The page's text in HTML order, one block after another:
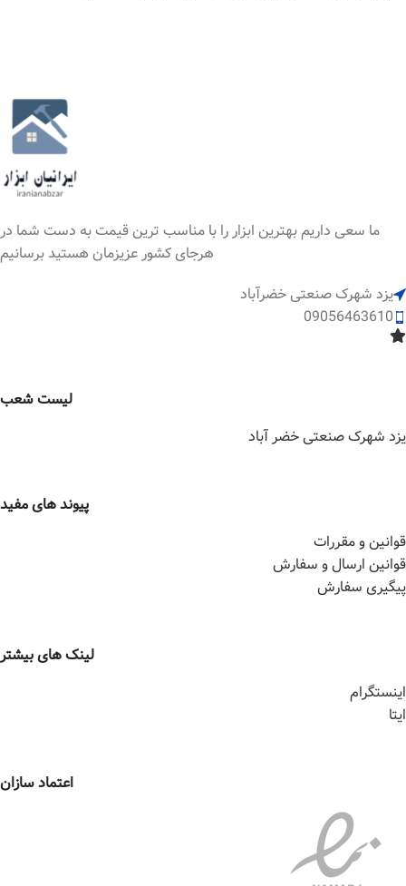
ما سعی داریم بهترین ابزار را با مناسب ترین قیمت به دست شما در
هرجای کشور عزیزمان هستید برسانیم
یزد شهرک صنعتی خضرآباد
09056463610
لیست شعب
یزد شهرک صنعتی خضر آباد
پیوند های مفید
قوانین و مقررات
قوانین ارسال و سفارش
پیگیری سفارش
لینک های بیشتر
اینستگرام
ایتا
اعتماد سازان